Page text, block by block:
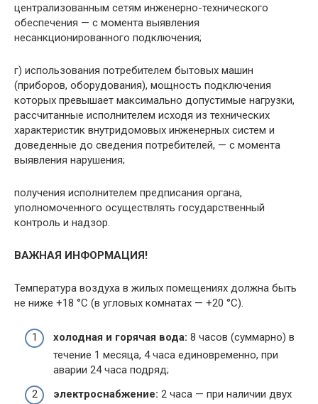
централизованным сетям инженерно-технического
обеспечения — с момента выявления
несанкционированного подключения;
г) использования потребителем бытовых машин
(приборов, оборудования), мощность подключения
которых превышает максимально допустимые нагрузки,
рассчитанные исполнителем исходя из технических
характеристик внутридомовых инженерных систем и
доведенные до сведения потребителей, — с момента
выявления нарушения;
получения исполнителем предписания органа,
уполномоченного осуществлять государственный
контроль и надзор.
ВАЖНАЯ ИНФОРМАЦИЯ!
Температура воздуха в жилых помещениях должна быть
не ниже +18 °C (в угловых комнатах — +20 °C).
холодная и горячая вода: 8 часов (суммарно) в
течение 1 месяца, 4 часа единовременно, при
аварии 24 часа подряд;
электроснабжение: 2 часа — при наличии двух